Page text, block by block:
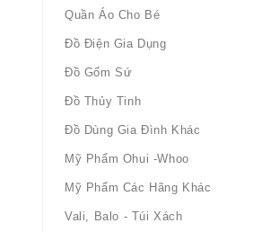
Quần Áo Cho Bé
Đồ Điện Gia Dụng
Đồ Gốm Sứ
Đồ Thủy Tinh
Đồ Dùng Gia Đình Khác
Mỹ Phẩm Ohui -whoo
Mỹ Phẩm Các Hãng Khác
Vali, Balo - Túi Xách